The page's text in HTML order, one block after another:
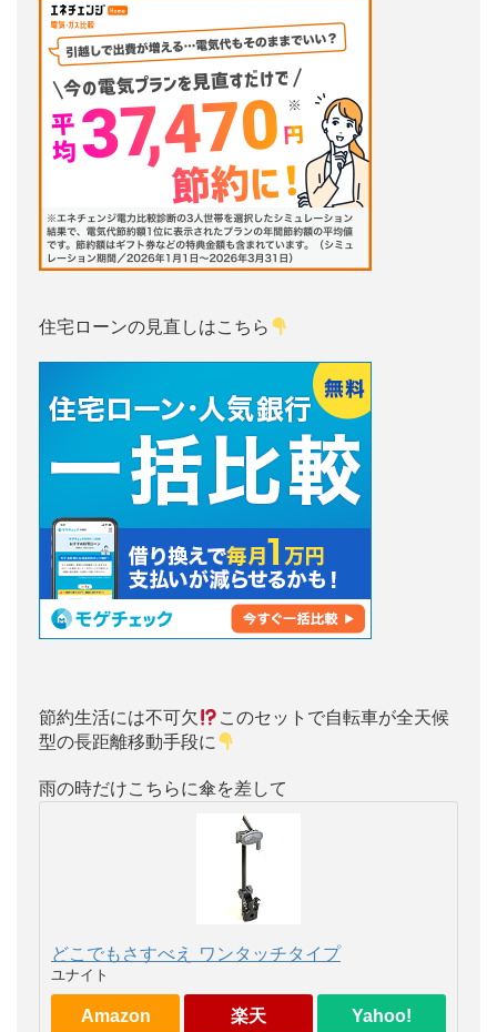
住宅ローンの見直しはこちら
節約生活には不可欠
このセットで自転車が全天候
型の長距離移動手段に
雨の時だけこちらに傘を差して
どこでもさすべえ ワンタッチタイプ
ユナイト
Amazon 楽天 Yahoo!